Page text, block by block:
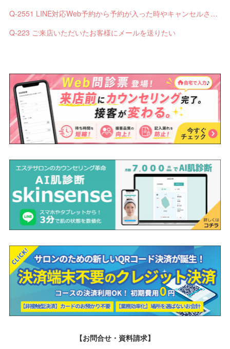
Q-2551 LINE対応Web予約から予約が入った時やキャンセルされた時、サロンやお客様へは通知されますか？
Q-223 ご来店いただいたお客様にメールを送りたい
【お問合せ・資料請求】